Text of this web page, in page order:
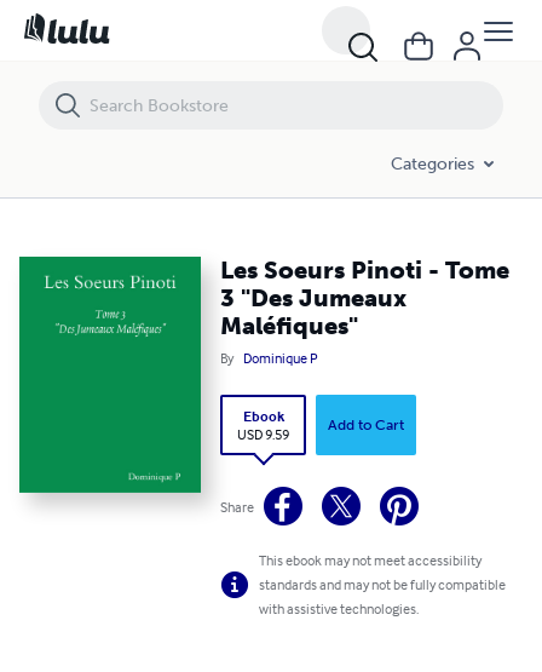
Categories
Les Soeurs Pinoti - Tome
3 "Des Jumeaux
Maléfiques"
By Dominique P
Ebook
USD 9.59
Add to Cart
Share
This ebook may not meet accessibility
standards and may not be fully compatible
with assistive technologies.
Les Soeurs Pinoti - Tome 3 "Des Jumeaux Maléfiques"